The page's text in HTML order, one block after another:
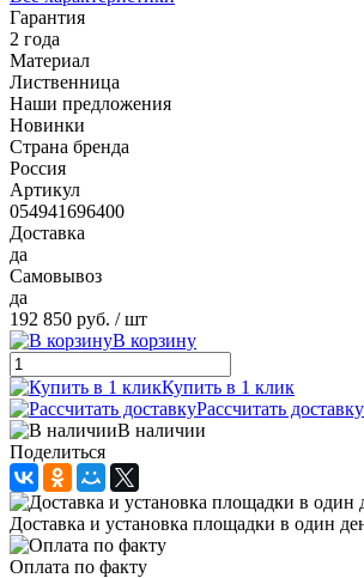
Гарантия
2 года
Материал
Лиственница
Наши предложения
Новинки
Страна бренда
Россия
Артикул
054941696400
Доставка
да
Самовывоз
да
192 850 руб. / шт
В корзину
Купить в 1 клик
Рассчитать доставку
В наличии
Поделиться
Доставка и установка площадки в один
Оплата по факту